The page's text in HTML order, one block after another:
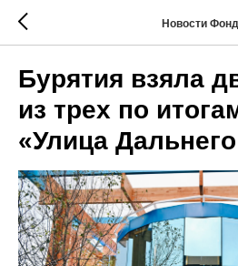
Новости
Бурятия взяла
из трех по
«Улица